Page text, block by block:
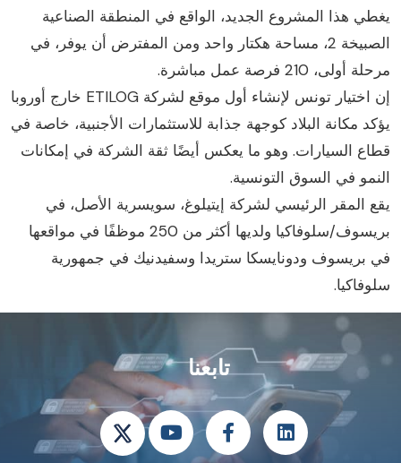
هذا المشروع الجديد، الواقع في المنطقة الصناعية
الصبيخة 2، مساحة هكتار واحد ومن المفترض أن يوفر، في
أولى، 210 فرصة عمل مباشرة.
إن اختيار تونس لإنشاء أول موقع لشركة ETILOG خارج أوروبا
مكانة البلاد كوجهة جذابة للاستثمارات الأجنبية، خاصة في
السيارات. وهو ما يعكس أيضًا ثقة الشركة في إمكانات
في السوق التونسية.
المقر الرئيسي لشركة إيتيلوغ، سويسرية الأصل، في
بريسوف/سلوفاكيا ولديها أكثر من 250 موظفًا في مواقعها
بريسوف ودونايسكا ستريدا وسفيدنيك في جمهورية
تابعنا